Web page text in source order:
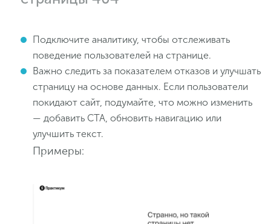
Подключите аналитику, чтобы отслеживать
поведение пользователей на странице.
Важно следить за показателем отказов и улучшать
страницу на основе данных. Если пользователи
покидают сайт, подумайте, что можно изменить
— добавить CTA, обновить навигацию или
улучшить текст.
Примеры: